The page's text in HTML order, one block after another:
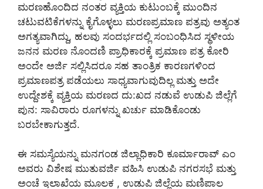
ಮರಣಹೊಂದಿದ ನಂತರ ವ್ಯಕ್ತಿಯ ಕುಟುಂಬಕ್ಕೆ ಮುಂದಿನ
ಚಟುವಟಿಕೆಗಳನ್ನು ಕೈಗೊಳ್ಳಲು ಮರಣಪ್ರಮಾಣ ಪತ್ರವು ಅತ್ಯಂತ
ಅಗತ್ಯವಾಗಿದ್ದು, ಹಲವು ಸಂದರ್ಭದಲ್ಲಿ ಸಂಬಂಧಿಸಿದ ಸ್ಥಳೀಯ
ಜನನ ಮರಣ ನೊಂದಣಿ ಪ್ರಾಧಿಕಾರಕ್ಕೆ ಪ್ರಮಾಣ ಪತ್ರ ಕೋರಿ
ಅಂದೇ ಅರ್ಜಿ ಸಲ್ಲಿಸಿದರೂ ಸಹ ತಾಂತ್ರಿಕ ಕಾರಣಗಳಿಂದ
ಪ್ರಮಾಣಪತ್ರ ಪಡೆಯಲು ಸಾಧ್ಯವಾಗುವುದಿಲ್ಲ ಮತ್ತು ಅದೇ
ಉದ್ದೇಶಕ್ಕೆ ವ್ಯಕ್ತಿಯ ಮರಣದ ದು:ಖದ ನಡುವೆ ಉಡುಪಿ ಜಿಲ್ಲೆಗೆ
ಪುನ: ಸಾವಿರಾರು ರೂಗಳನ್ನು ಖರ್ಚು ಮಾಡಿಕೊಂಡು
ಬರಬೇಕಾಗುತ್ತದೆ.
ಈ ಸಮಸ್ಯೆಯನ್ನು ಮನಗಂಡ ಜಿಲ್ಲಾಧಿಕಾರಿ ಕೂರ್ಮಾರಾವ್ ಎಂ
ಅವರು ವಿಶೇಷ ಮುತುವರ್ಜಿ ವಹಿಸಿ ಉಡುಪಿ ನಗರಸಭೆ ಮತ್ತು
ಅಂಚೆ ಇಲಾಖೆಯ ಮೂಲಕ , ಉಡುಪಿ ಜಿಲ್ಲೆಯ ಮಣಿಪಾಲ